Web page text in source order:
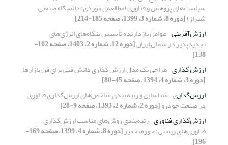
سیاست‌های پژوهش و فناوری (مطالعه‌ی موردی: دانشگاه صنعتی
شیراز)[دوره 8، شماره 3، 1399، صفحه 185-214]
ارزش‌آفرینی عوامل بازدارنده تأسیس بنگاه‌های انرژی‌های
تجدیدپذیر در شمال ایران [دوره 12، شماره 2، 1403، صفحه 102-
138]
ارزش گذاری طراحی یک مدل ارزش گذاری دانش فنی برای فن بازارها
[دوره 3، شماره 4، 1394، صفحه 45-80]
ارزش‌گذاری شناسایی و رتبه بندی شاخص‌های ارزش‌گذاری فناوری
در صنعت خودرو[دوره 2، شماره 2، 1393، صفحه 9-28]
ارزش‌گذاری فناوری رتبه‌بندی روش‌های مناسب ارزش‌گذاری
فناوری‌های زیستی: حوزه تخمیر [دوره 8، شماره 4، 1399، صفحه 169-
196]